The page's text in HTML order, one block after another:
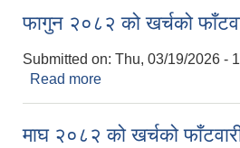
फागुन २०८२ को खर्चको
Submitted on: Thu, 03/19/2026 -
Read more
माघ २०८२ को खर्चको